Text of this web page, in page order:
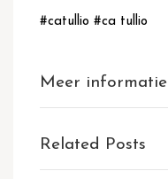
#catullio #ca tullio
Meer informatie
Related Posts